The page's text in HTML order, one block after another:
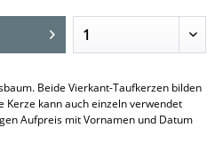
Beide Vierkant-Taufkerzen bilden
Kerze kann auch einzeln verwendet
Aufpreis mit Vornamen und Datum